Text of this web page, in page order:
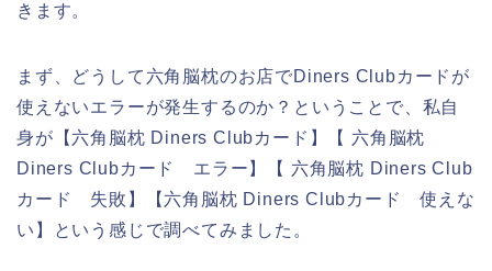
きます。
まず、どうして六角脳枕のお店でDiners Clubカードが
使えないエラーが発生するのか？ということで、私自
身が【六角脳枕 Diners Clubカード】【 六角脳枕
Diners Clubカード エラー】【 六角脳枕 Diners Club
カード 失敗】【六角脳枕 Diners Clubカード 使えな
い】という感じで調べてみました。